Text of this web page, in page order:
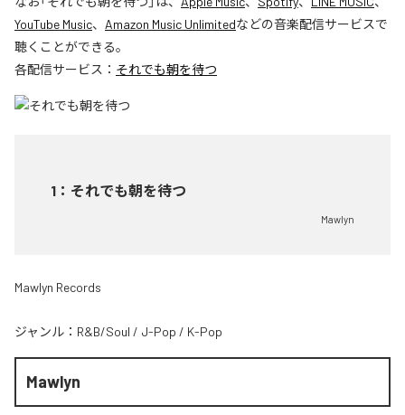
YouTube Music、 Amazon Music Unlimitedなどの音楽配信サービスで
聴くことができる。
各配信サービス： それでも朝を待つ
1 ： それでも朝を待つ
Mawlyn
Mawlyn Records
ジャンル： R&B/Soul / J-Pop / K-Pop
Mawlyn